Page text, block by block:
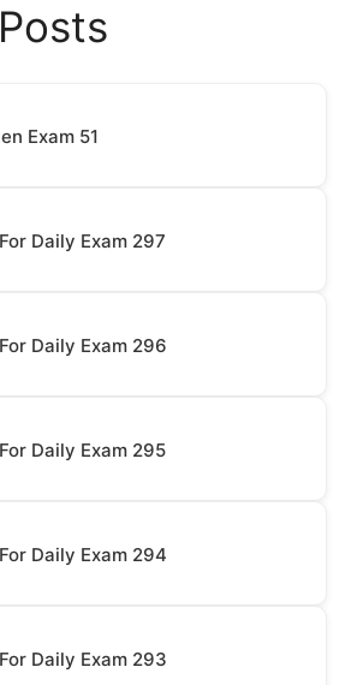
Exam 51
Daily Exam 297
Daily Exam 296
Daily Exam 295
Daily Exam 294
Daily Exam 293